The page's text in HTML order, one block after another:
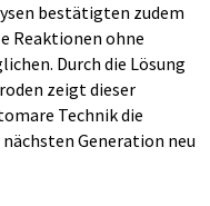
bestätigten zudem
Reaktionen ohne
Durch die Lösung
zeigt dieser
Technik die
Generation neu